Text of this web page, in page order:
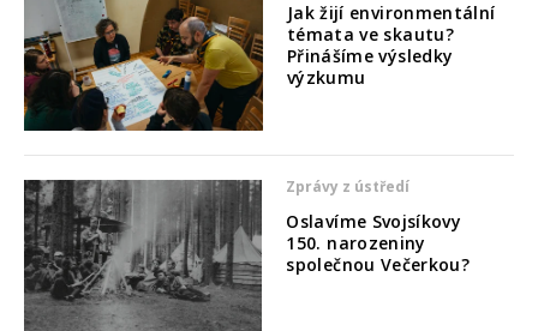
Jak žijí environmentální
témata ve skautu?
Přinášíme výsledky
výzkumu
Zprávy z ústředí
Oslavíme Svojsíkovy
150. narozeniny
společnou Večerkou?